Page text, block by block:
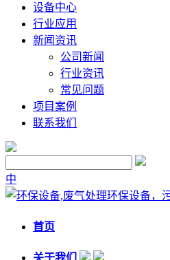
设备中心
行业应用
新闻资讯
公司新闻
行业资讯
常见问题
项目案例
联系我们
中
首页